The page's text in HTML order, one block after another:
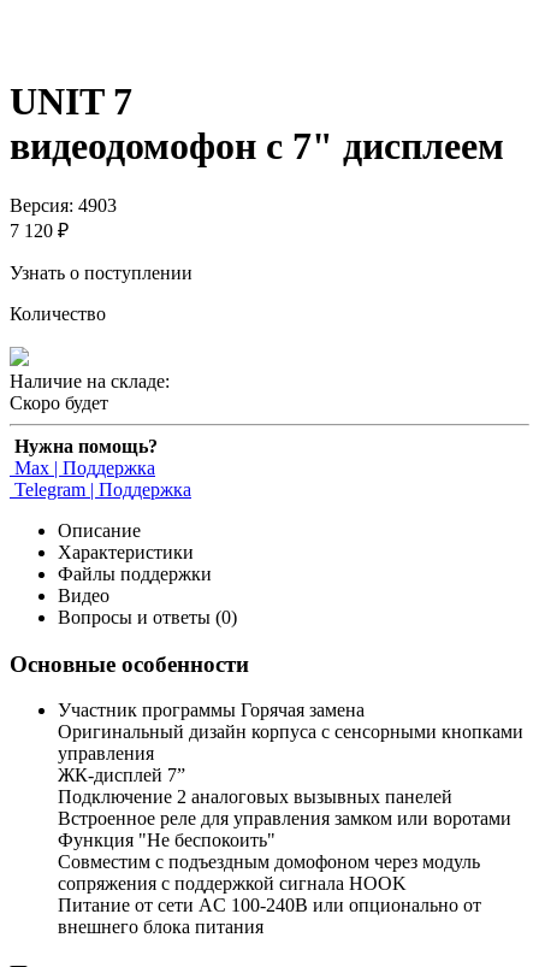
UNIT 7
видеодомофон с 7" дисплеем
Версия: 4903
7 120 ₽
Узнать о поступлении
Количество
Наличие на складе:
Скоро будет
Нужна помощь?
Max | Поддержка
Telegram | Поддержка
Описание
Характеристики
Файлы поддержки
Видео
Вопросы и ответы (0)
Основные особенности
Участник программы Горячая замена
Оригинальный дизайн корпуса с сенсорными кнопками
управления
ЖК-дисплей 7”
Подключение 2 аналоговых вызывных панелей
Встроенное реле для управления замком или воротами
Функция "Не беспокоить"
Совместим с подъездным домофоном через модуль
сопряжения c поддержкой сигнала HOOK
Питание от сети AC 100-240В или опционально от
внешнего блока питания